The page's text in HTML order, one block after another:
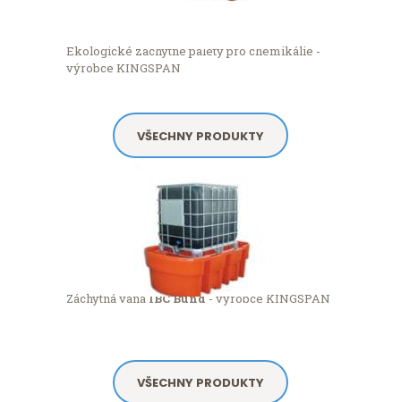
Ekologické záchytné palety pro chemikálie -
výrobce KINGSPAN
VŠECHNY PRODUKTY
Záchytná vana IBC Bund- výrobce KINGSPAN
VŠECHNY PRODUKTY